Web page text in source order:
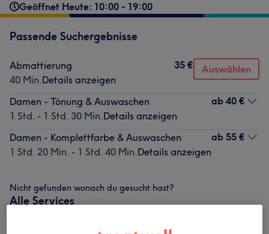
Geöffnet Heute: 10:00 - 19:00
Passende Suchergebnisse
Abmattierung
40 Min.Details anzeigen
35 € Auswählen
Damen - Tönung & Auswaschen
1 Std. - 1 Std. 30 Min.Details anzeigen
ab 40 €
Damen - Komplettfarbe & Auswaschen
1 Std. 20 Min. - 1 Std. 40 Min.Details anzeigen
ab 55 €
Nicht gefunden wonach du gesucht hast?
Alle Services